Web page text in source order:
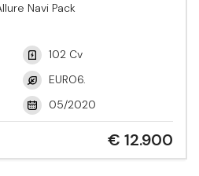
Navi Pack
102 Cv
EURO6.
05/2020
€ 12.900